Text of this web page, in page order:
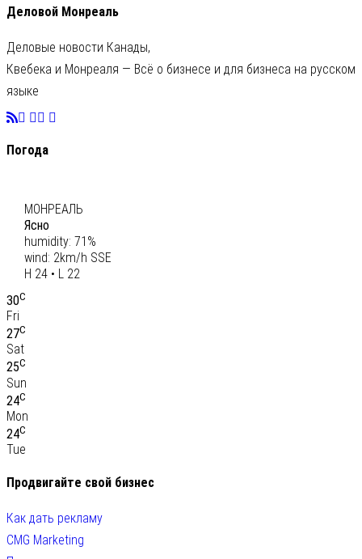
Деловой Монреаль
Деловые новости Канады,
Квебека и Монреаля — Всё о бизнесе и для бизнеса на русском
языке
Погода
МОНРЕАЛЬ
Ясно
humidity: 71%
wind: 2km/h SSE
H 24 • L 22
30C
Fri
27C
Sat
25C
Sun
24C
Mon
24C
Tue
Продвигайте свой бизнес
Как дать рекламу
CMG Marketing